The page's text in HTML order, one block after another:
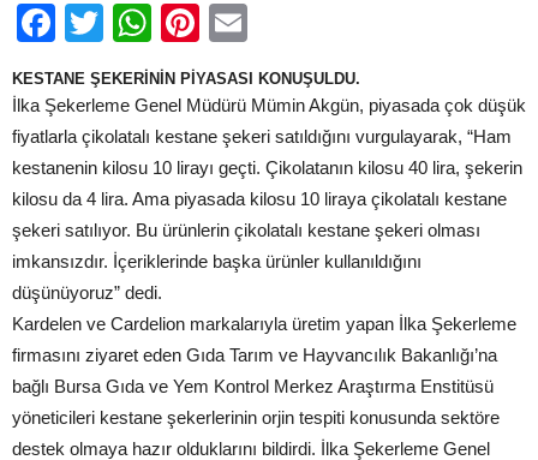
için Facebook
TwitterWhatsApp
Pinterest
KESTANE ŞEKERİNİN PİYASASI KONUŞULDU.
İlka Şekerleme Genel Müdürü Mümin Akgün, piyasada çok düşük
fiyatlarla çikolatalı kestane şekeri satıldığını vurgulayarak, “Ham
kestanenin kilosu 10 lirayı geçti. Çikolatanın kilosu 40 lira, şekerin
kilosu da 4 lira. Ama piyasada kilosu 10 liraya çikolatalı kestane
şekeri satılıyor. Bu ürünlerin çikolatalı kestane şekeri olması
imkansızdır. İçeriklerinde başka ürünler kullanıldığını
düşünüyoruz” dedi.
Kardelen ve Cardelion markalarıyla üretim yapan İlka Şekerleme
firmasını ziyaret eden Gıda Tarım ve Hayvancılık Bakanlığı’na
bağlı Bursa Gıda ve Yem Kontrol Merkez Araştırma Enstitüsü
yöneticileri kestane şekerlerinin orjin tespiti konusunda sektöre
destek olmaya hazır olduklarını bildirdi. İlka Şekerleme Genel